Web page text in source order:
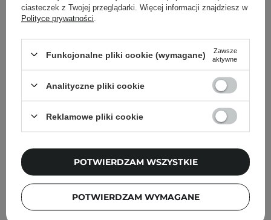
PROMOCJA
Kaine - Kombu Barrier Ampoule - Serum do Twarzy z
Ekstraktem z Kombucha - 30ml
ciasteczek z Twojej przeglądarki. Więcej informacji znajdziesz w
Polityce prywatności
Funkcjonalne pliki cookie (wymagane)
Zawsze
aktywne
Analityczne pliki cookie
Reklamowe pliki cookie
POTWIERDZAM WYMAGANE
POTWIERDZAM WSZYSTKIE